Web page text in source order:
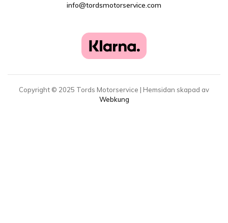
info@tordsmotorservice.com
Copyright © 2025 Tords Motorservice | Hemsidan skapad av
Webkung